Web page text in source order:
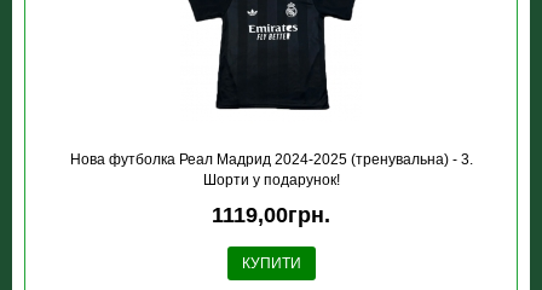
Нова футболка Реал Мадрид 2024-2025 (тренувальна) - 3.
Шорти у подарунок!
1119,00грн.
КУПИТИ